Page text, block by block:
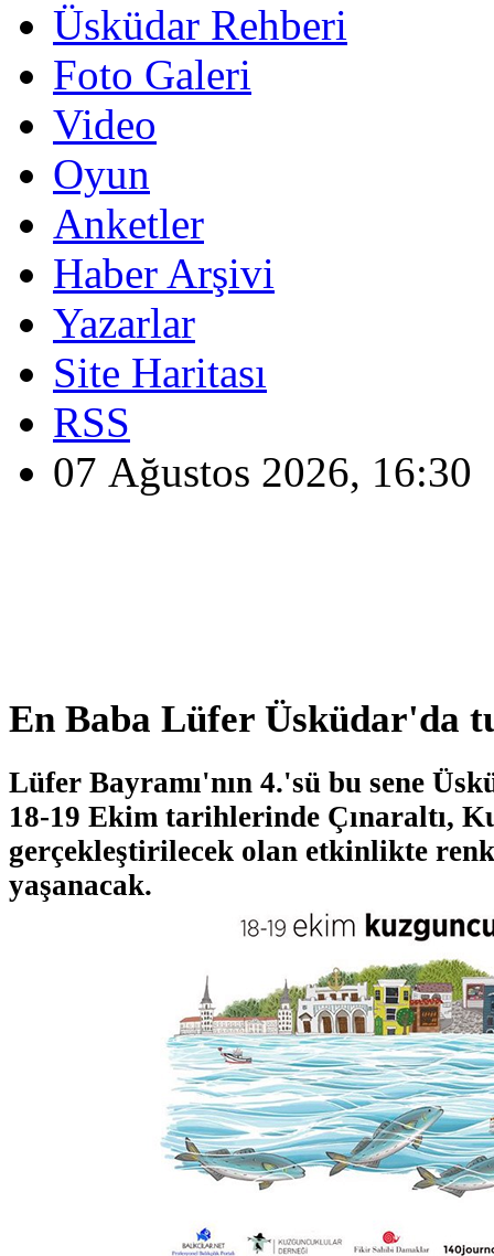
Üsküdar Rehberi
Foto Galeri
Video
Oyun
Anketler
Haber Arşivi
Yazarlar
Site Haritası
RSS
07 Ağustos 2026, 16:30
En Baba Lüfer Üsküdar'da
Lüfer Bayramı'nın 4.'sü bu sene
18-19 Ekim tarihlerinde Çınaraltı,
gerçekleştirilecek olan etkinlikte
yaşanacak.